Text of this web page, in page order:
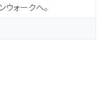
ウォークへ。